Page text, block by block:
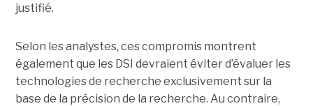
justifié.
Selon les analystes, ces compromis montrent
également que les DSI devraient éviter d’évaluer les
technologies de recherche exclusivement sur la
base de la précision de la recherche. Au contraire,